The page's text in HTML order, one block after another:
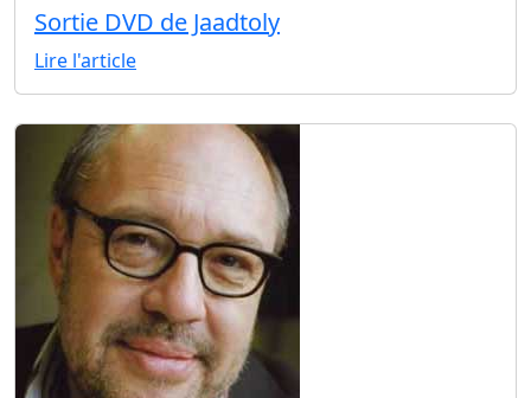
Sortie DVD de Jaadtoly
Lire l'article